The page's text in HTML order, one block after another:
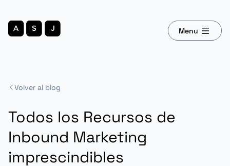
Menu
Volver al blog
Todos los Recursos de
Inbound Marketing
imprescindibles